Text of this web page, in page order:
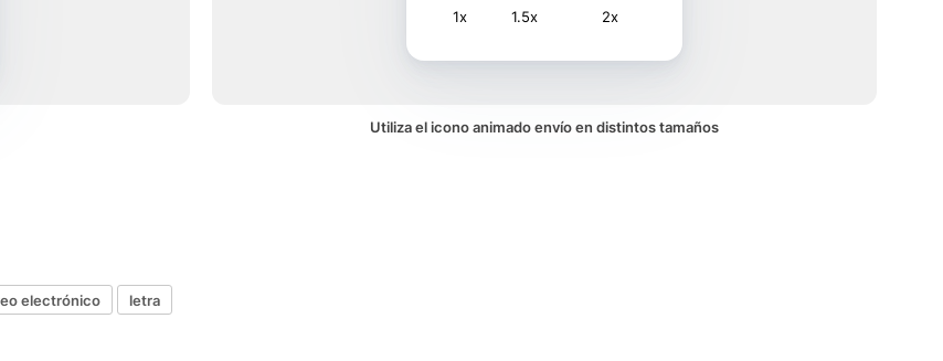
1x 1.5x 2x
Utiliza el icono animado envío en distintos tamaños
electrónico letra